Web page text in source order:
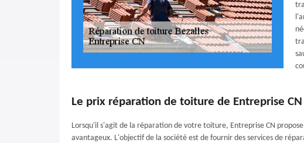
Le prix réparation de toiture de Entreprise
Lorsqu'il s'agit de la réparation de votre toiture, Entreprise CN
avantageux. L'objectif de la société est de fournir des services de